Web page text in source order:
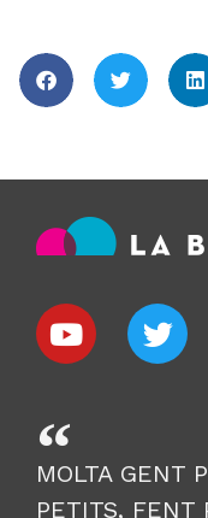
MOLTA GENT
PETITS, FENT